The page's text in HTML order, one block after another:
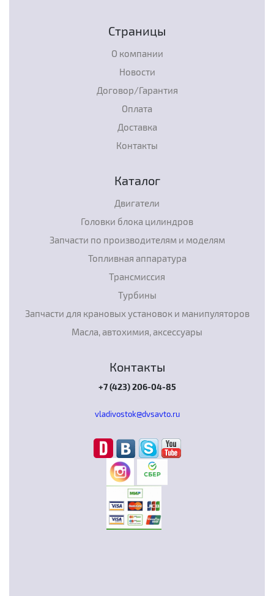
Страницы
О компании
Новости
Договор/Гарантия
Оплата
Доставка
Контакты
Каталог
Двигатели
Головки блока цилиндров
Запчасти по производителям и моделям
Топливная аппаратура
Трансмиссия
Турбины
Запчасти для крановых установок и манипуляторов
Масла, автохимия, аксессуары
Контакты
+7 (423) 206-04-85
vladivostok@dvsavto.ru